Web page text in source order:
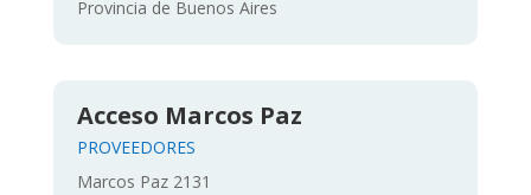
Provincia de Buenos Aires
Acceso Marcos Paz
PROVEEDORES
Marcos Paz 2131